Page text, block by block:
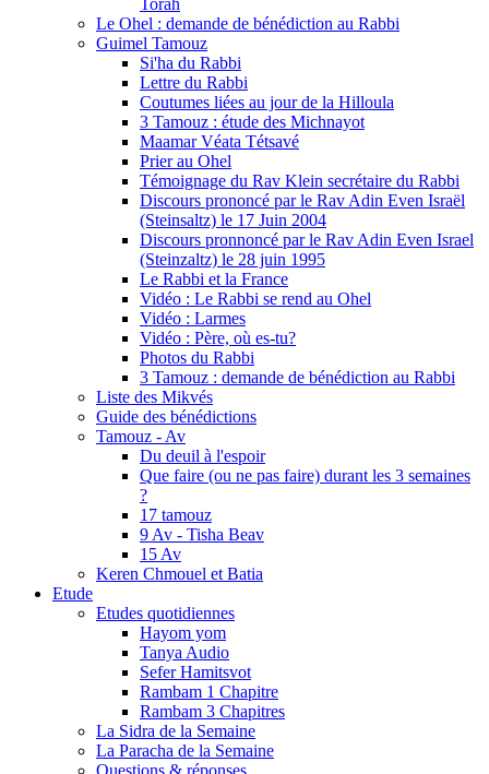
Torah
Le Ohel : demande de bénédiction au Rabbi
Guimel Tamouz
Si'ha du Rabbi
Lettre du Rabbi
Coutumes liées au jour de la Hilloula
3 Tamouz : étude des Michnayot
Maamar Véata Tétsavé
Prier au Ohel
Témoignage du Rav Klein secrétaire du Rabbi
Discours prononcé par le Rav Adin Even Israël
(Steinsaltz) le 17 Juin 2004
Discours pronnoncé par le Rav Adin Even Israel
(Steinzaltz) le 28 juin 1995
Le Rabbi et la France
Vidéo : Le Rabbi se rend au Ohel
Vidéo : Larmes
Vidéo : Père, où es-tu?
Photos du Rabbi
3 Tamouz : demande de bénédiction au Rabbi
Liste des Mikvés
Guide des bénédictions
Tamouz - Av
Du deuil à l'espoir
Que faire (ou ne pas faire) durant les 3 semaines
?
17 tamouz
9 Av - Tisha Beav
15 Av
Keren Chmouel et Batia
Etude
Etudes quotidiennes
Hayom yom
Tanya Audio
Sefer Hamitsvot
Rambam 1 Chapitre
Rambam 3 Chapitres
La Sidra de la Semaine
La Paracha de la Semaine
Questions & réponses